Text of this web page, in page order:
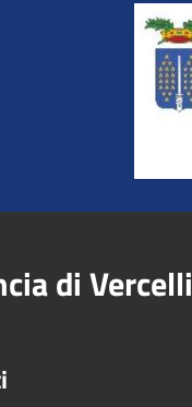
Title
di Vercelli